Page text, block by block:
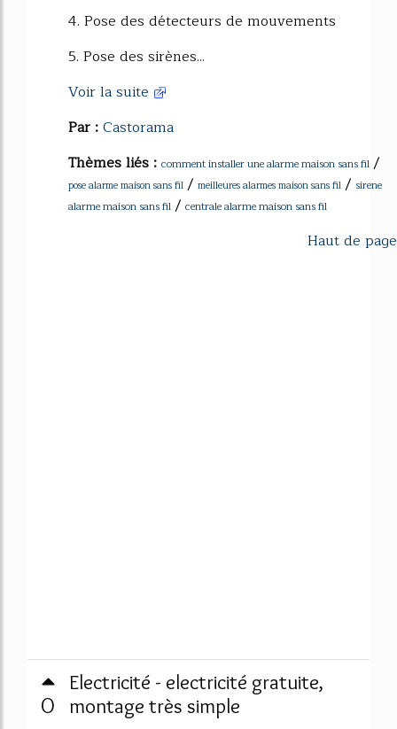
4. Pose des détecteurs de mouvements
5. Pose des sirènes...
Voir la suite
Par :Castorama
Thèmes liés : comment installer une alarme maison sans fil /
pose alarme maison sans fil / meilleures alarmes maison sans fil / sirene
alarme maison sans fil / centrale alarme maison sans fil
Haut de page
0
Electricité - electricité gratuite,
montage très simple